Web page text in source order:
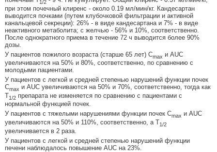
1/2
при этом почечный клиренс - около 0.19 мл/мин/кг. Кандесартан
выводится почками (путем клубочковой фильтрации и активной
канальцевой секреции): 26% - в виде кандесартана и 7% - в виде
неактивного метаболита; с желчью - 56% и 10%, соответственно.
После однократного приема в течение 72 ч выводится более 90%
дозы.
У пациентов пожилого возраста (старше 65 лет) Cmax и AUC
увеличиваются на 50% и 80%, соответственно, по сравнению с
молодыми пациентами.
У пациентов с легкой и средней степенью нарушений функции почек
Cmax и AUC увеличиваются на 50% и 70%, соответственно, тогда как
T1/2 препарата не изменяется по сравнению с пациентами с
нормальной функцией почек.
У пациентов с тяжелыми нарушениями функции почек Cmax и AUC
увеличиваются на 50% и 110%, соответственно, а T1/2
увеличивается в 2 раза.
У пациентов с легкой и средней степенью нарушений функции
печени наблюдалось повышение AUC на 23%.